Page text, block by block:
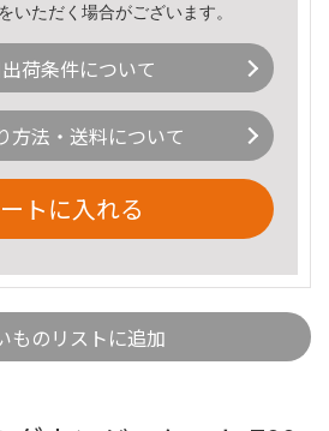
いただく場合がございます。
荷条件について
方法・送料について
トに入れる
ものリストに追加